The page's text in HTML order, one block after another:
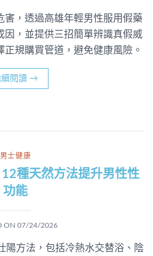
害，透過高雄年輕男性服用假藥
因，並提供三招簡單辨識真假威
規購買管道，避免健康風險。
閱讀 →
男士健康
種天然方法提升男性性
功能
ON 07/24/2026
陽方法，包括冷熱水交替浴、陰